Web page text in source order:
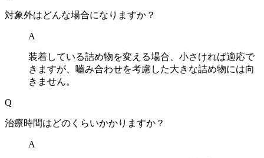
対象外はどんな場合になりますか？
A
装着している詰め物を変える場合、小さければ適応で
きますが、嚙み合わせを考慮した大きな詰め物には向
きません。
Q
治療時間はどのくらいかかりますか？
A